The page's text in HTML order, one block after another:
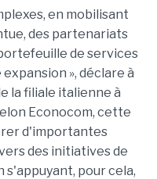
en mobilisant
des partenariats
de services
», déclare à
la filiale italienne à
Econocom, cette
d'importantes
des initiatives de
pour cela,